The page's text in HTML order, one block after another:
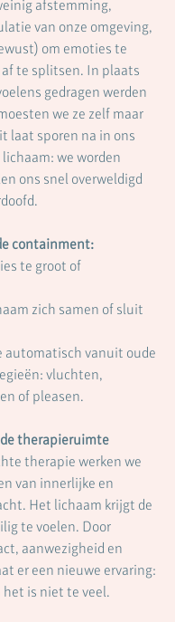
afstemming,
van onze omgeving,
om emoties te
te splitsen. In plaats
gedragen werden
we ze zelf maar
laat sporen na in ons
we worden
ons snel overweldigd
containment:
te groot of
zich samen of sluit
we automatisch vanuit oude
vluchten,
of pleasen.
therapieruimte
therapie werken we
van innerlijke en
Het lichaam krijgt de
te voelen. Door
aanwezigheid en
er een nieuwe ervaring:
het is niet te veel.